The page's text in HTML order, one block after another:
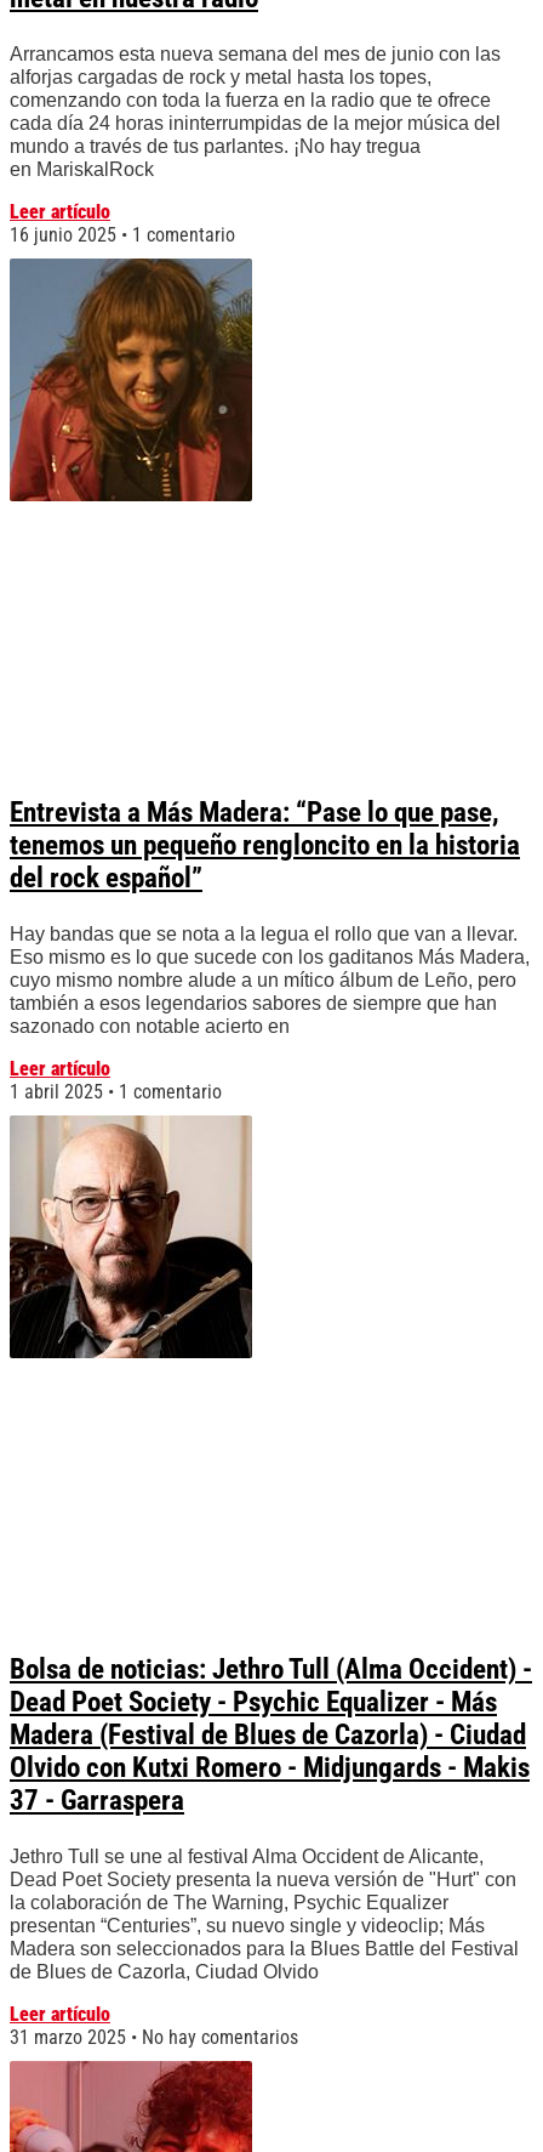
Arrancamos esta nueva semana del mes de junio con las
alforjas cargadas de rock y metal hasta los topes,
comenzando con toda la fuerza en la radio que te ofrece
cada día 24 horas ininterrumpidas de la mejor música del
mundo a través de tus parlantes. ¡No hay tregua
en MariskalRock
Leer artículo
16 junio 2025
1 comentario
Entrevista a Más Madera: “Pase lo que pase,
tenemos un pequeño rengloncito en la historia
del rock español”
Hay bandas que se nota a la legua el rollo que van a llevar.
Eso mismo es lo que sucede con los gaditanos Más Madera,
cuyo mismo nombre alude a un mítico álbum de Leño, pero
también a esos legendarios sabores de siempre que han
sazonado con notable acierto en
Leer artículo
1 abril 2025
1 comentario
Bolsa de noticias: Jethro Tull (Alma Occident) -
Dead Poet Society - Psychic Equalizer - Más
Madera (Festival de Blues de Cazorla) - Ciudad
Olvido con Kutxi Romero - Midjungards - Makis
37 - Garraspera
Jethro Tull se une al festival Alma Occident de Alicante,
Dead Poet Society presenta la nueva versión de "Hurt" con
la colaboración de The Warning, Psychic Equalizer
presentan “Centuries”, su nuevo single y videoclip; Más
Madera son seleccionados para la Blues Battle del Festival
de Blues de Cazorla, Ciudad Olvido
Leer artículo
31 marzo 2025
No hay comentarios